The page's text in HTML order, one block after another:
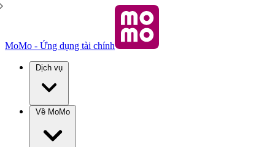
MoMo - Ứng dụng tài chính
Dịch vụ
Về MoMo